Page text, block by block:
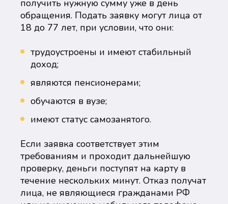
получить нужную сумму уже в день
обращения. Подать заявку могут лица от
18 до 77 лет, при условии, что они:
трудоустроены и имеют стабильный
доход;
являются пенсионерами;
обучаются в вузе;
имеют статус самозанятого.
Если заявка соответствует этим
требованиям и проходит дальнейшую
проверку, деньги поступят на карту в
течение нескольких минут. Отказ получат
лица, не являющиеся гражданами РФ